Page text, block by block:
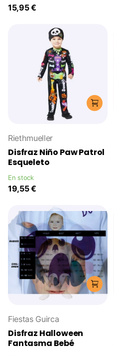
15,95 €
Riethmueller
Disfraz Niño Paw Patrol
Esqueleto
En stock
19,55 €
Fiestas Guirca
Disfraz Halloween
Fantasma Bebé